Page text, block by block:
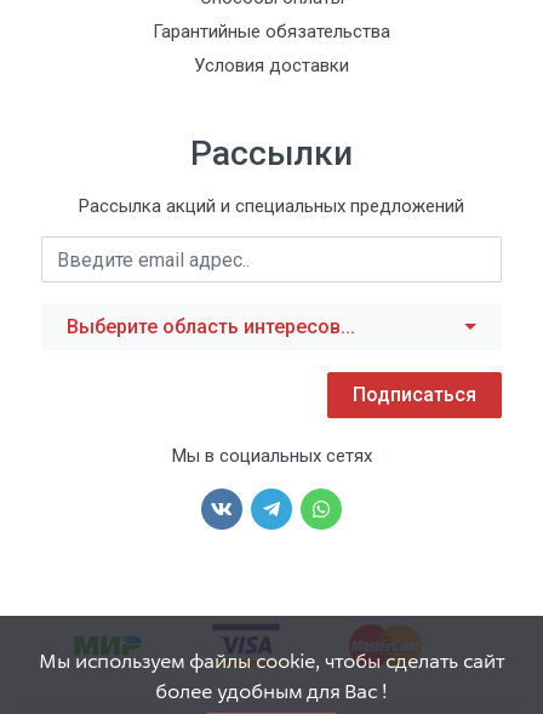
Гарантийные обязательства
Условия доставки
Рассылки
Рассылка акций и специальных предложений
Выберите область интересов...
Подписаться
Мы в социальных сетях
Мы используем файлы cookie, чтобы сделать сайт
более удобным для Вас !